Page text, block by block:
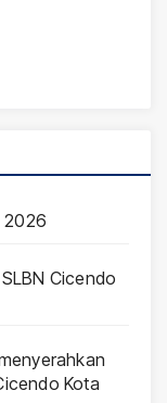
2026
Cicendo
Kota